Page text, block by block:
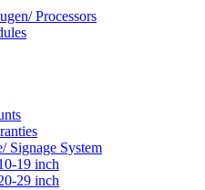
Processors
Signage System
19 inch
29 inch